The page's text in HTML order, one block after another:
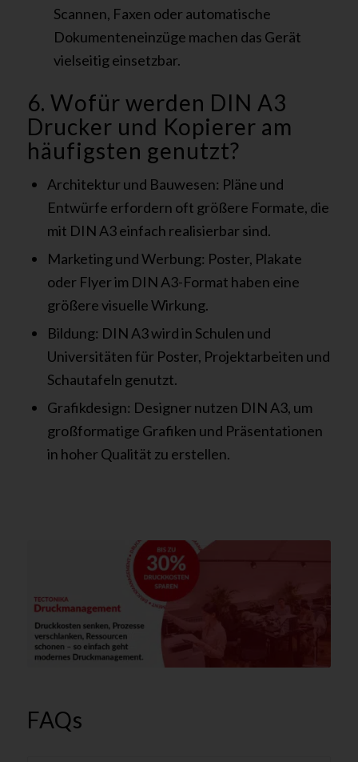
Scannen, Faxen oder automatische
Dokumenteneinzüge machen das Gerät
vielseitig einsetzbar.
6. Wofür werden DIN A3
Drucker und Kopierer am
häufigsten genutzt?
Architektur und Bauwesen: Pläne und
Entwürfe erfordern oft größere Formate, die
mit DIN A3 einfach realisierbar sind.
Marketing und Werbung: Poster, Plakate
oder Flyer im DIN A3-Format haben eine
größere visuelle Wirkung.
Bildung: DIN A3 wird in Schulen und
Universitäten für Poster, Projektarbeiten und
Schautafeln genutzt.
Grafikdesign: Designer nutzen DIN A3, um
großformatige Grafiken und Präsentationen
in hoher Qualität zu erstellen.
FAQs